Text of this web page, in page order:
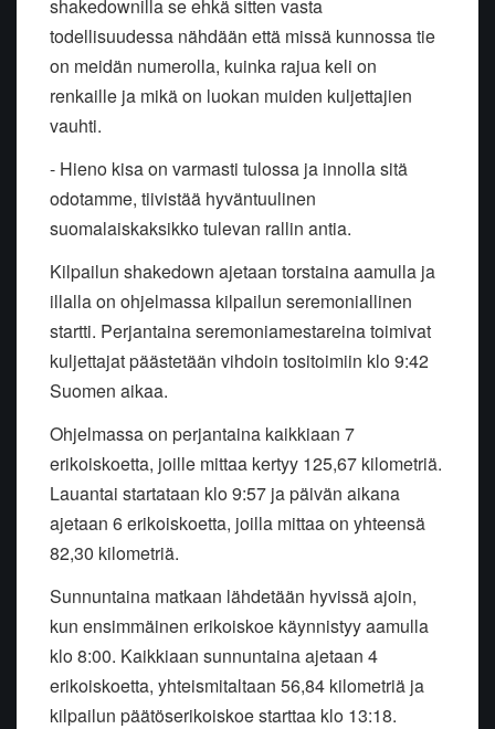
shakedownilla se ehkä sitten vasta
todellisuudessa nähdään että missä kunnossa tie
on meidän numerolla, kuinka rajua keli on
renkaille ja mikä on luokan muiden kuljettajien
vauhti.
- Hieno kisa on varmasti tulossa ja innolla sitä
odotamme, tiivistää hyväntuulinen
suomalaiskaksikko tulevan rallin antia.
Kilpailun shakedown ajetaan torstaina aamulla ja
illalla on ohjelmassa kilpailun seremoniallinen
startti. Perjantaina seremoniamestareina toimivat
kuljettajat päästetään vihdoin tositoimiin klo 9:42
Suomen aikaa.
Ohjelmassa on perjantaina kaikkiaan 7
erikoiskoetta, joille mittaa kertyy 125,67 kilometriä.
Lauantai startataan klo 9:57 ja päivän aikana
ajetaan 6 erikoiskoetta, joilla mittaa on yhteensä
82,30 kilometriä.
Sunnuntaina matkaan lähdetään hyvissä ajoin,
kun ensimmäinen erikoiskoe käynnistyy aamulla
klo 8:00. Kaikkiaan sunnuntaina ajetaan 4
erikoiskoetta, yhteismitaltaan 56,84 kilometriä ja
kilpailun päätöserikoiskoe starttaa klo 13:18.